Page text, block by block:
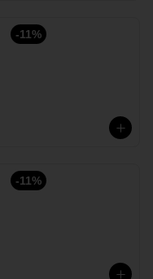
-11%
-11%